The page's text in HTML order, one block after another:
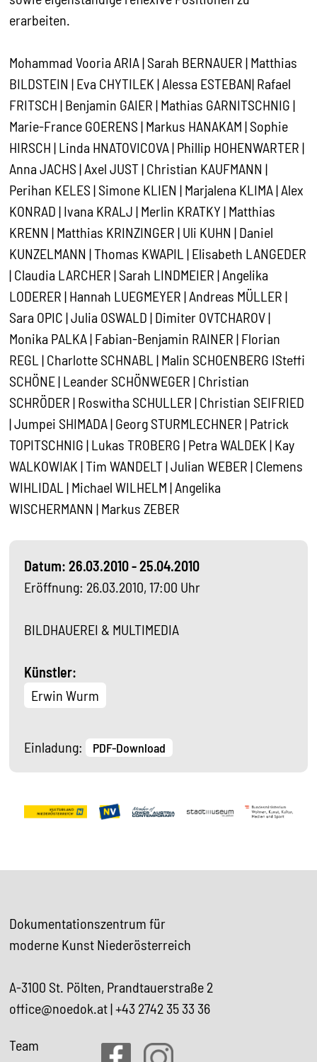
erarbeiten.
Mohammad Vooria ARIA | Sarah BERNAUER | Matthias
BILDSTEIN | Eva CHYTILEK | Alessa ESTEBAN| Rafael
FRITSCH | Benjamin GAIER | Mathias GARNITSCHNIG |
Marie-France GOERENS | Markus HANAKAM | Sophie
HIRSCH | Linda HNATOVICOVA | Phillip HOHENWARTER |
Anna JACHS | Axel JUST | Christian KAUFMANN |
Perihan KELES | Simone KLIEN | Marjalena KLIMA | Alex
KONRAD | Ivana KRALJ | Merlin KRATKY | Matthias
KRENN | Matthias KRINZINGER | Uli KUHN | Daniel
KUNZELMANN | Thomas KWAPIL | Elisabeth LANGEDER
| Claudia LARCHER | Sarah LINDMEIER | Angelika
LODERER | Hannah LUEGMEYER | Andreas MÜLLER |
Sara OPIC | Julia OSWALD | Dimiter OVTCHAROV |
Monika PALKA | Fabian-Benjamin RAINER | Florian
REGL | Charlotte SCHNABL | Malin SCHOENBERG ISteffi
SCHÖNE | Leander SCHÖNWEGER | Christian
SCHRÖDER | Roswitha SCHULLER | Christian SEIFRIED
| Jumpei SHIMADA | Georg STURMLECHNER | Patrick
TOPITSCHNIG | Lukas TROBERG | Petra WALDEK | Kay
WALKOWIAK | Tim WANDELT | Julian WEBER | Clemens
WIHLIDAL | Michael WILHELM | Angelika
WISCHERMANN | Markus ZEBER
Datum: 26.03.2010 - 25.04.2010
Eröffnung: 26.03.2010, 17:00 Uhr
BILDHAUEREI & MULTIMEDIA
Künstler:
Erwin Wurm
Einladung: PDF-Download
Dokumentationszentrum für
moderne Kunst Niederösterreich
A-3100 St. Pölten, Prandtauerstraße 2
office@noedok.at|+43 2742 35 33 36
Team